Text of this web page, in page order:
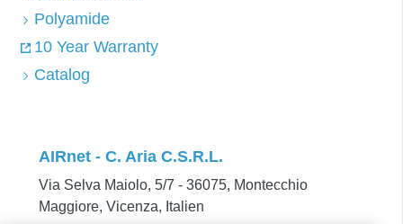
Polyamide
10 Year Warranty
Catalog
AIRnet - C. Aria C.S.R.L.
Via Selva Maiolo, 5/7 - 36075, Montecchio
Maggiore, Vicenza, Italien